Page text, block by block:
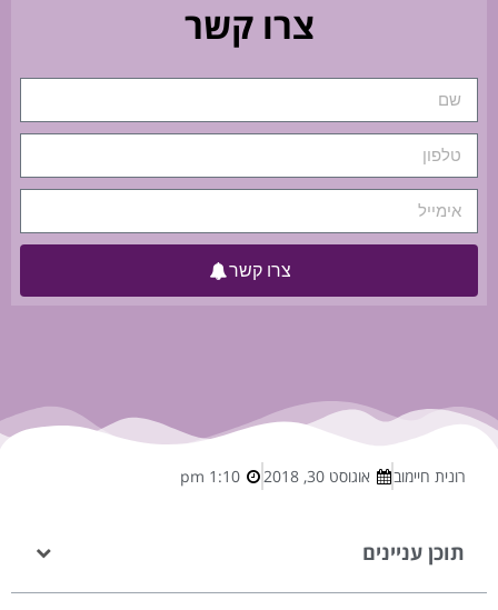
צרו קשר
צרו קשר
רונית חיימוב אוגוסט 30, 2018 1:10 pm
תוכן עניינים